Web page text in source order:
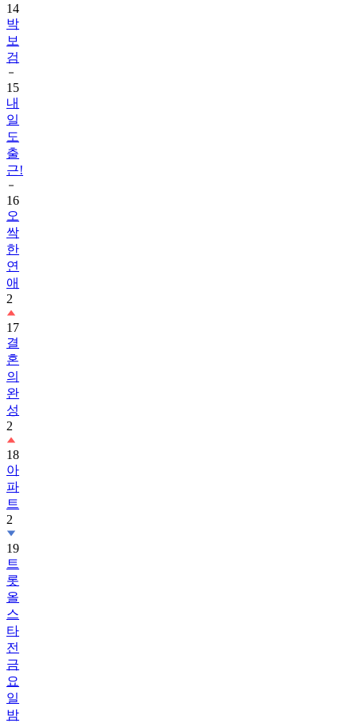
14
박
보
검
15
내
일
도
출
근!
16
오
싹
한
연
애
2
17
결
혼
의
완
성
2
18
아
파
트
2
19
트
롯
올
스
타
전
금
요
일
밤